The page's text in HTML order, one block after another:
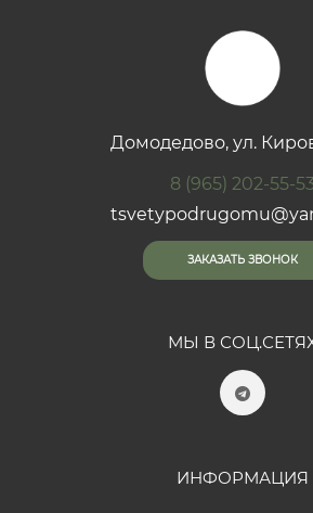
Домодедово, ул.
8 (965) 202-55-53
ЗАКАЗАТЬ ЗВОНОК
МЫ В
ИНФОРМАЦИЯ